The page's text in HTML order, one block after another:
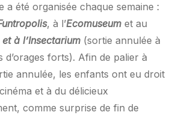
a été organisée chaque semaine :
, à l’Ecomuseum et au
à l’Insectarium (sortie annulée à
d’orages forts). Afin de palier à
annulée, les enfants ont eu droit
et à du délicieux
comme surprise de fin de